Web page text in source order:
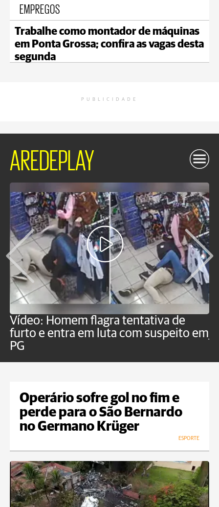
EMPREGOS
Trabalhe como montador de máquinas
em Ponta Grossa; confira as vagas desta
segunda
PUBLICIDADE
AREDEPLAY
Vídeo: Homem flagra tentativa de
furto e entra em luta com suspeito em
PG
Operário sofre gol no fim e
perde para o São Bernardo
no Germano Krüger
ESPORTE